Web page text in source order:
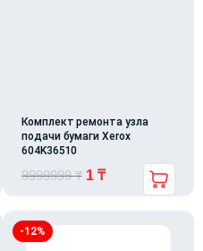
Комплект ремонта узла
подачи бумаги Xerox
604K36510
9999999₸ 1 ₸
-12%